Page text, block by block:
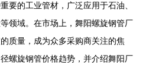
要的工业管材，广泛应用于石油、
领域。在市场上，舞阳螺旋钢管厂
质量，成为众多采购商关注的焦
螺旋钢管价格趋势，并介绍舞阳厂